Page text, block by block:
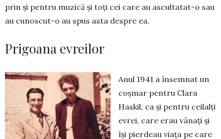
prin și pentru muzică și toți cei care au as­cultatat-o sau
au cu­noscut-o au spus asta despre ea.
Prigoana evreilor
Anul 1941 a însemnat un
coșmar pentru Clara
Haskil, ca și pentru ceilalți
evrei, care erau vânați și
își pierdeau viața pe care